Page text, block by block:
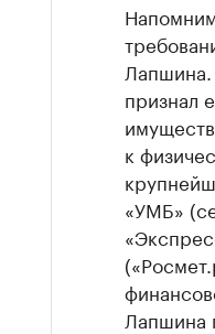
Лапшина.
признал
к
«УМБ»
Лапшина